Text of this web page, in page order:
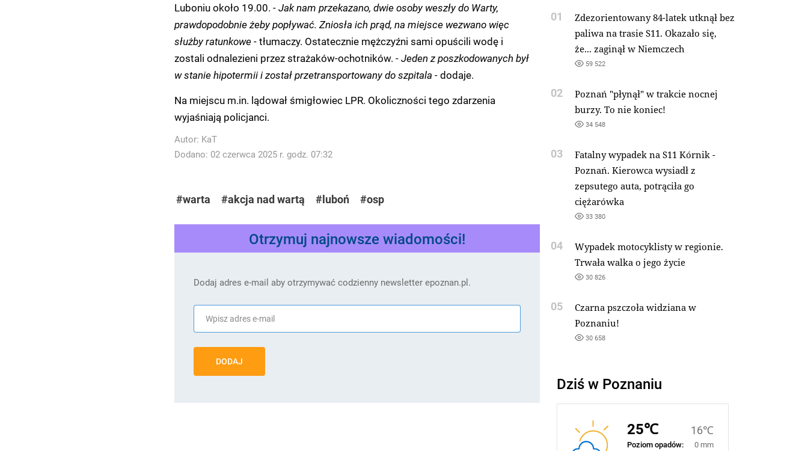
Luboniu około 19.00. - Jak nam przekazano, dwie osoby weszły do Warty,
prawdopodobnie żeby popływać. Zniosła ich prąd, na miejsce wezwano więc
służby ratunkowe -tłumaczy. Ostatecznie mężczyźni sami opuścili wodę i
zostali odnalezieni przez strażaków-ochotników. - Jeden z poszkodowanych był
w stanie hipotermii i został przetransportowany do szpitala -dodaje.
Na miejscu m.in. lądował śmigłowiec LPR. Okoliczności tego zdarzenia
wyjaśniają policjanci.
Autor: KaT
Dodano: 02 czerwca 2025 r. godz. 07:32
#warta #akcja nad wartą #luboń #osp
Otrzymuj najnowsze wiadomości!
Dodaj adres e-mail aby otrzymywać codzienny newsletter epoznan.pl.
DODAJ
01
Zdezorientowany 84-latek utknął bez
paliwa na trasie S11. Okazało się,
że... zaginął w Niemczech
59 522
02
Poznań "płynął" w trakcie nocnej
burzy. To nie koniec!
34 548
03
Fatalny wypadek na S11 Kórnik -
Poznań. Kierowca wysiadł z
zepsutego auta, potrąciła go
ciężarówka
33 380
04
Wypadek motocyklisty w regionie.
Trwała walka o jego życie
30 826
05
Czarna pszczoła widziana w
Poznaniu!
30 658
Dziś w Poznaniu
25℃ 16℃
Poziom opadów:
0 mm